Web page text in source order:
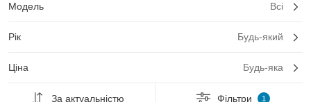
Модель Всі
Рік Будь-який
Ціна Будь-яка
За актуальністю Фільтри 1